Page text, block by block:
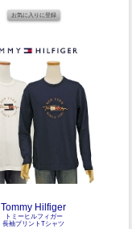
Tommy Hilfiger
トミーヒルフィガー
長袖プリントTシャツ